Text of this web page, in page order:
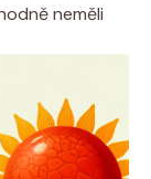
neměli